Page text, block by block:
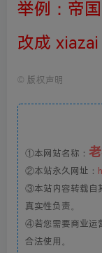
举例：帝
改成
© 版权声明
①本网站名称：
②本站永久网址：
③本站内容转载自
真实性负责。
④若您需要商业运
合法使用。